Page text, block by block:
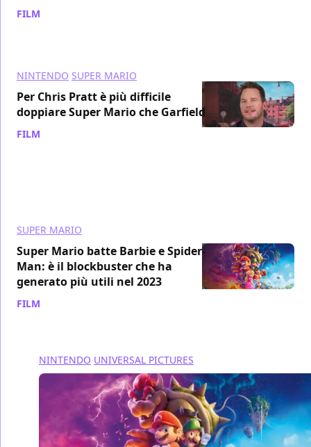
FILM
NINTENDO SUPER MARIO
Per Chris Pratt è più difficile
doppiare Super Mario che Garfield
FILM
SUPER MARIO
Super Mario batte Barbie e Spider-
Man: è il blockbuster che ha
generato più utili nel 2023
FILM
NINTENDO UNIVERSAL PICTURES